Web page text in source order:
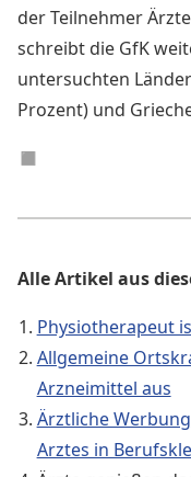
der Teilnehmer
schreibt die GfK
untersuchten
Prozent) und
◼︎
Alle Artikel aus
Physiotherapeut
Allgemeine
Arzneimittel aus
Ärztliche
Arztes in